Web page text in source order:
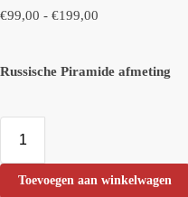
€99,00 - €199,00
Russische Piramide afmeting
Toevoegen aan winkelwagen